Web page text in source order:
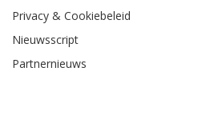
Privacy & Cookiebeleid
Nieuwsscript
Partnernieuws